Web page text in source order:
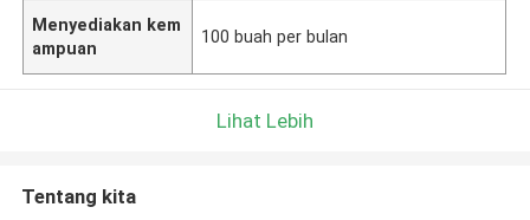
Menyediakan kem
ampuan
100 buah per bulan
Lihat Lebih
Tentang kita